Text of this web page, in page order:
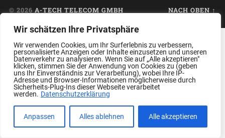
Wir schätzen Ihre Privatsphäre
Wir verwenden Cookies, um Ihr Surferlebnis zu verbessern,
personalisierte Anzeigen oder Inhalte einzusetzen und unseren
Datenverkehr zu analysieren. Wenn Sie auf „Alle akzeptieren"
klicken, stimmen Sie der Anwendung von Cookies zu (geben
uns Ihr Einverständnis zur Verarbeitung), wobei Ihre IP-
Adresse und Browser-Informationen möglicherweise durch
Sicherheits-Plug-Ins dieser Webseite verarbeitet
werden. Datenschutzerklärung
Anpassen Alles ablehnen Alle akzeptieren
© 2026 A-TECH TELECOM GMBH NACH OBEN ↑